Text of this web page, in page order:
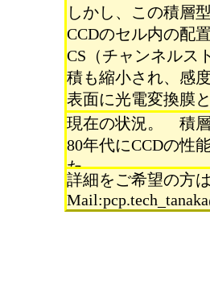
しかし、この積層
CCDのセル内の配
CS（チャンネルス
積も縮小され、感
表面に光電変換膜
タクトにするもの
択により非線形 の
現在の状況。 積層
80年代にCCDの性
た。
詳細をご希望の方は